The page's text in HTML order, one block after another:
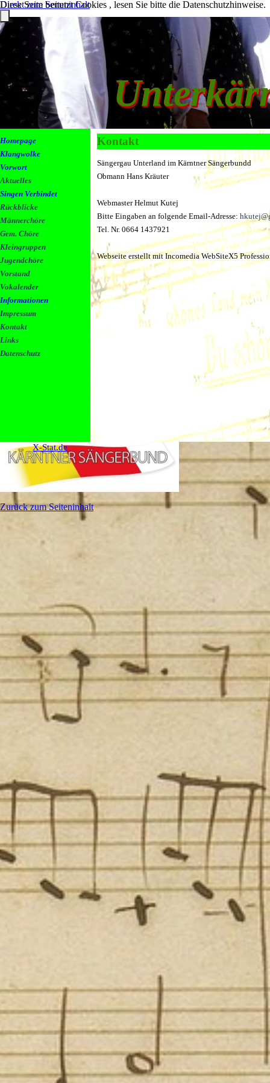
Diese Seite benutzt Cookies , lesen Sie bitte die Datenschutzhinweise.
Direkt zum Seiteninhalt
Homepage
Klangwolke
Vorwort
Aktuelles
Singen Verbindet
Rückblicke
Männerchöre
Gem. Chöre
Kleingruppen
Jugendchöre
Vorstand
Vokalender
Informationen
Impressum
Kontakt
Links
Datenschutz
Kontakt
Sängergau Unterland im Kärntner Sängerbundd
Obmann Hans Kräuter
Webmaster Helmut Kutej
Bitte Eingaben an folgende Email-Adresse:
Tel. Nr. 0664 1437921
Webseite erstellt mit Incomedia WebSiteX5
X-Stat.de
Zurück zum Seiteninhalt